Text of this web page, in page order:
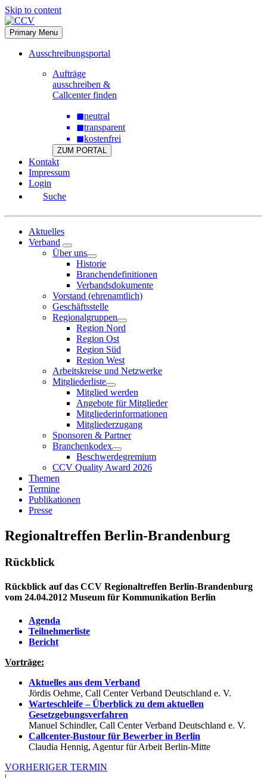
Skip to content
Primary Menu
Ausschreibungsportal
Aufträge
ausschreiben &
Callcenter finden
◼neutral
◼transparent
◼kostenfrei
ZUM PORTAL
Kontakt
Impressum
Login
Suche
Aktuelles
Verband
Über uns
Historie
Branchendefinitionen
Verbandsdokumente
Vorstand (ehrenamtlich)
Geschäftsstelle
Regionalgruppen
Region Nord
Region Ost
Region Süd
Region West
Arbeitskreise und Netzwerke
Mitgliederliste
Mitglied werden
Angebote für Mitglieder
Mitgliederinformationen
Mitgliederzugang
Sponsoren & Partner
Branchenkodex
Beschwerdegremium
CCV Quality Award 2026
Themen
Termine
Publikationen
Presse
Regionaltreffen Berlin-Brandenburg
Rückblick
Rückblick auf das CCV Regionaltreffen Berlin-Brandenburg
vom 24.04.2012 Museum für Kommunikation Berlin
Agenda
Teilnehmerliste
Bericht
Vorträge:
Aktuelles aus dem Verband
Jördis Oehme, Call Center Verband Deutschland e. V.
Warteschleife – Überblick zu dem aktuellen
Gesetzgebungsverfahren
Manuel Schindler, Call Center Verband Deutschland e. V.
Callcenter-Bustour für Bewerber in Berlin
Claudia Hennig, Agentur für Arbeit Berlin-Mitte
VORHERIGER TERMIN